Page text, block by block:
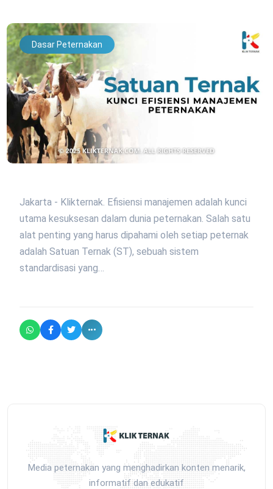
Dasar Peternakan
Jakarta - Klikternak. Efisiensi manajemen adalah kunci
utama kesuksesan dalam dunia peternakan. Salah satu
alat penting yang harus dipahami oleh setiap peternak
adalah Satuan Ternak (ST), sebuah sistem
standardisasi yang…
Media peternakan yang menghadirkan konten menarik,
informatif dan edukatif